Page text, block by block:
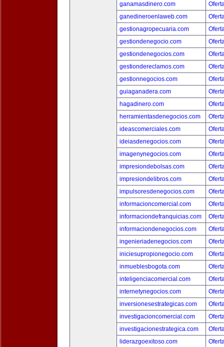
ganamasdinero.com
ganedineroenlaweb.com
gestionagropecuaria.com
gestiondenegocio.com
gestiondenegocios.com
gestiondereclamos.com
gestionnegocios.com
guiaganadera.com
hagadinero.com
herramientasdenegocios.com
ideascomerciales.com
ideiasdenegocios.com
imagenynegocios.com
impresiondebolsas.com
impresiondelibros.com
impulsoresdenegocios.com
informacioncomercial.com
informaciondefranquicias.com
informaciondenegocios.com
ingenieriadenegocios.com
iniciesupropionegocio.com
inmueblesbogota.com
inteligenciacomercial.com
internetynegocios.com
inversionesestrategicas.com
investigacioncomercial.com
investigacionestrategica.com
liderazgoexitoso.com